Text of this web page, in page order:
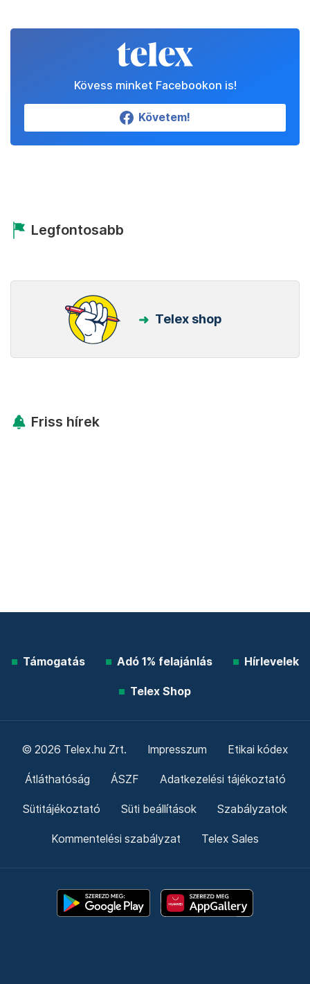
Kövess minket Facebookon is!
Követem!
Legfontosabb
Telex shop
Friss hírek
Támogatás Adó 1% felajánlás Hírlevelek
Telex Shop
© 2026 Telex.hu Zrt. Impresszum Etikai kódex
Átláthatóság ÁSZF Adatkezelési tájékoztató
Sütitájékoztató Süti beállítások Szabályzatok
Kommentelési szabályzat Telex Sales